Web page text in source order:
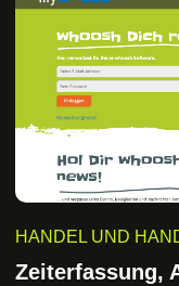
HANDEL UND
Zeiterfassung,